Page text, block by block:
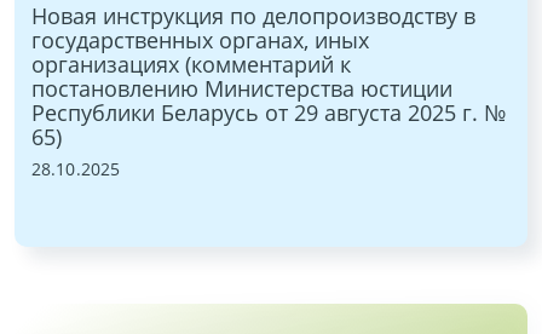
Новая инструкция по делопроизводству в
государственных органах, иных
организациях (комментарий к
постановлению Министерства юстиции
Республики Беларусь от 29 августа 2025 г. №
65)
28.10.2025